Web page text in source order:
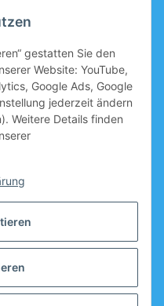
gestatten Sie den
Website: YouTube,
Google Ads, Google
jederzeit ändern
Weitere Details finden